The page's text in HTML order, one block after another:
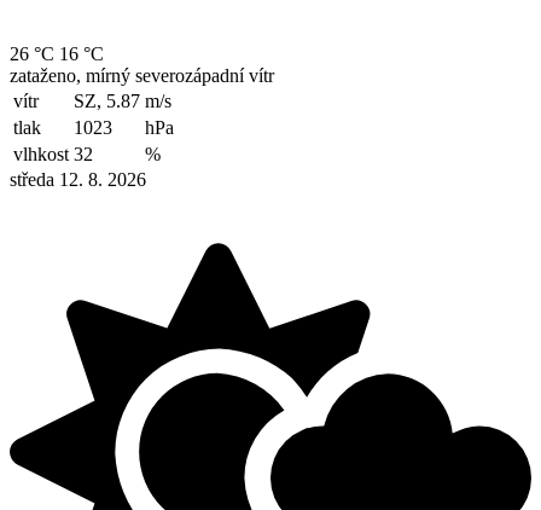
26 °C 16 °C
zataženo, mírný severozápadní vítr
vítr
SZ, 5.87 m/s
tlak
1023
hPa
vlhkost 32
%
středa 12. 8. 2026